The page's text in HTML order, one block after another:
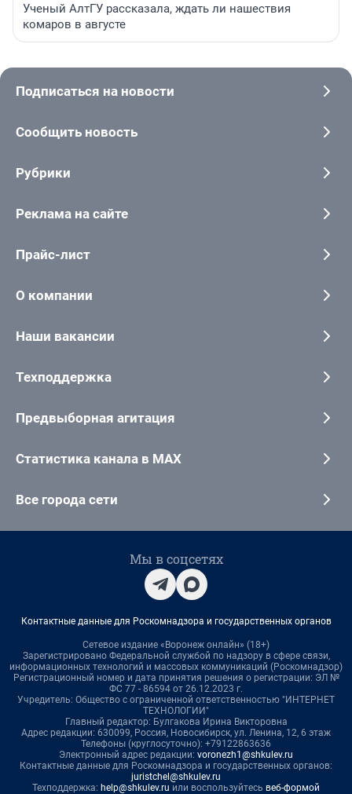
Ученый АлтГУ рассказала, ждать ли нашествия
комаров в августе
Подписаться на новости
Сообщить новость
Рубрики
Реклама на сайте
Прайс-лист
О компании
Наши вакансии
Техподдержка
Предвыборная агитация
Статистика канала в MAX
Все города сети
Мы в соцсетях
Контактные данные для Роскомнадзора и государственных органов
Сетевое издание «Воронеж онлайн» (18+)
Зарегистрировано Федеральной службой по надзору в сфере связи,
информационных технологий и массовых коммуникаций (Роскомнадзор)
Регистрационный номер и дата принятия решения о регистрации: ЭЛ №
ФС 77 - 86594 от 26.12.2023 г.
Учредитель: Общество с ограниченной ответственностью "ИНТЕРНЕТ
ТЕХНОЛОГИИ"
Главный редактор: Булгакова Ирина Викторовна
Адрес редакции: 630099, Россия, Новосибирск, ул. Ленина, 12, 6 этаж
Телефоны (круглосуточно): +79122863636
Электронный адрес редакции: voronezh1@shkulev.ru
Контактные данные для Роскомнадзора и государственных органов:
juristchel@shkulev.ru
Техподдержка: help@shkulev.ru или воспользуйтесь веб-формой